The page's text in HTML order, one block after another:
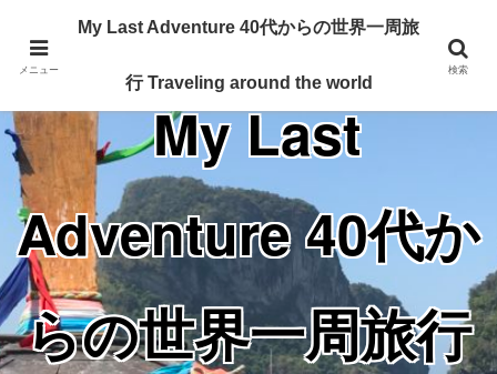
Traveling around the world from my 40's
My Last
Adventure 40代か
らの世界一周旅行
メニュー
My Last Adventure 40代からの世界一周旅
行 Traveling around the world
検索